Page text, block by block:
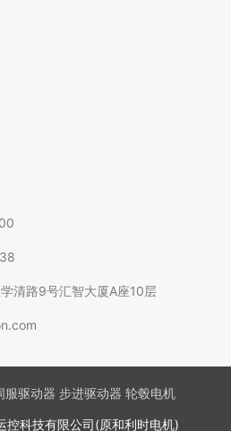
清路9号汇智大厦A座10层
服驱动器 步进驱动器 轮毂电机
控科技有限公司(原和利时电机)